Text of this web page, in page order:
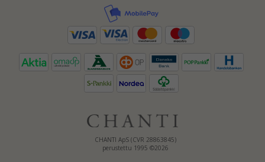
CHANTI ApS (CVR 28863845)
perustettu 1995 ©2026